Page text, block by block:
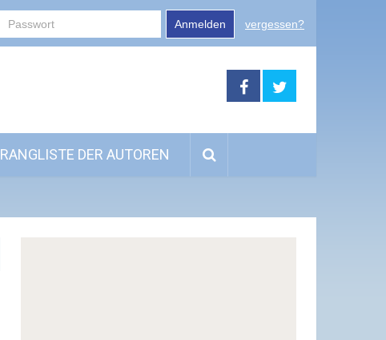
Anmelden vergessen?
RANGLISTE DER AUTOREN